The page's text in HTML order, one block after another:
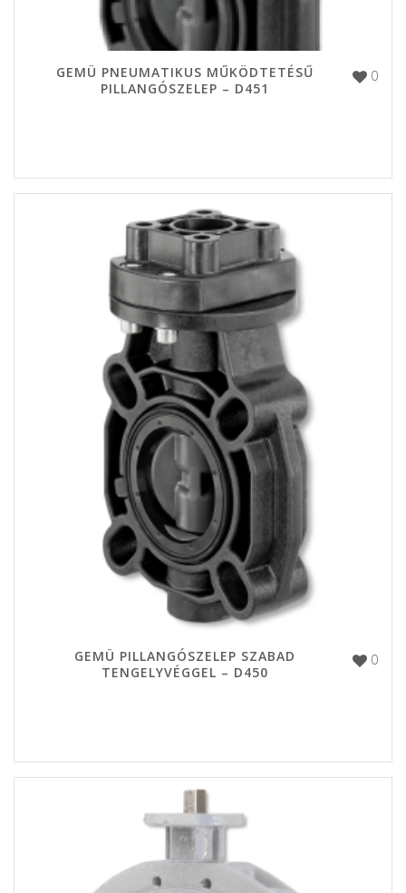
0
GEMÜ PNEUMATIKUS MŰKÖDTETÉSŰ
PILLANGÓSZELEP – D451
0
GEMÜ PILLANGÓSZELEP SZABAD
TENGELYVÉGGEL – D450